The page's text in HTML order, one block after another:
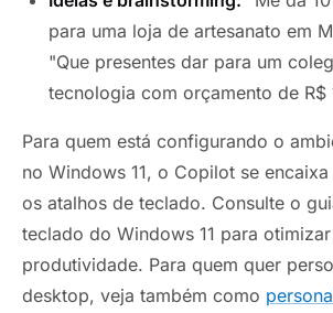
para uma loja de artesanato em
"Que presentes dar para um
tecnologia com orçamento de R$
Para quem está configurando o
no Windows 11, o Copilot se
os atalhos de teclado. Consulte o
teclado do Windows 11 para
produtividade. Para quem quer
desktop, veja também como